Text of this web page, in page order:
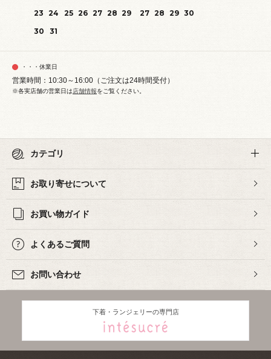
23 24 25 26 27 28 29
30
31
27 28 29 30
・・・休業日
営業時間：10:30～16:00（ご注文は24時間受付）
※各実店舗の営業日は店舗情報をご覧ください。
カテゴリ
お取り寄せについて
お買い物ガイド
よくあるご質問
お問い合わせ
下着・ランジェリーの専門店